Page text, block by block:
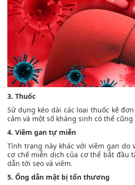
3. Thuốc
Sử dụng kéo dài các loại thuốc kê
cảm và một số kháng sinh có thể
4. Viêm gan tự miễn
Tình trạng này khác với viêm gan do
cơ chế miễn dịch của cơ thể bắt đầu
dẫn tới sẹo và viêm.
5. Ống dẫn mật bị tổn thương